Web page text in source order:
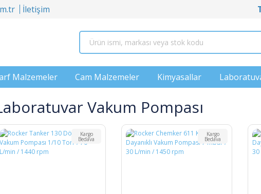
İletişim
Malzemeler Cam Malzemeler Kimyasallar
Vakum Pompası
Kargo
Bedava
Kargo
Bedava